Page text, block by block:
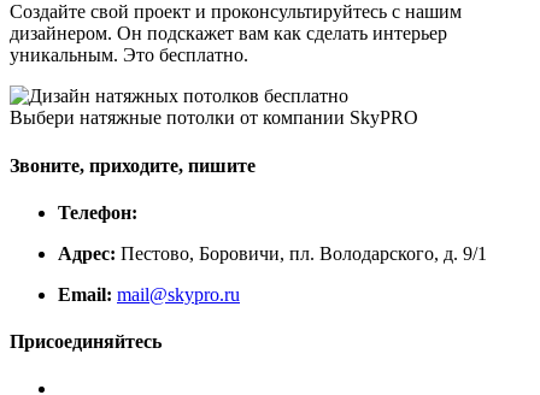
Создайте свой проект и проконсультируйтесь с нашим
дизайнером. Он подскажет вам как сделать интерьер
уникальным. Это бесплатно.
Выбери натяжные потолки от компании SkyPRO
Звоните, приходите, пишите
Телефон:
Адрес: Пестово, Боровичи, пл. Володарского, д. 9/1
Email: mail@skypro.ru
Присоединяйтесь